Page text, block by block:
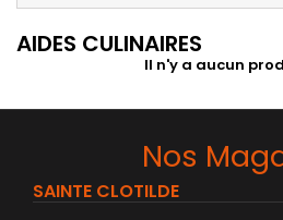
AIDES CULINAIRES
Il n'y a aucun
Nos
SAINTE CLOTILDE